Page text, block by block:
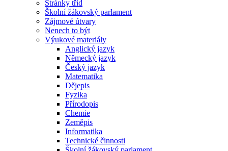
Stránky tříd
Školní žákovský parlament
Zájmové útvary
Nenech to být
Výukové materiály
Anglický jazyk
Německý jazyk
Český jazyk
Matematika
Dějepis
Fyzika
Přírodopis
Chemie
Zeměpis
Informatika
Technické činnosti